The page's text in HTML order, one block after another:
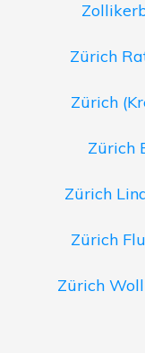
Zürich
Zürich
Zürich
Zürich
Zürich
Zürich